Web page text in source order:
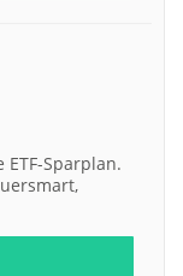
Sparplan.